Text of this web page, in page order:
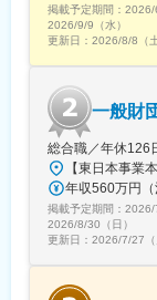
来的にはシス
の経営や社員
事の成果を
■就業環境
互いに教え合
ミング調整や
ンが活発に
・残業時間は
んどがプラ
■当社について
姉妹会社と
す。技術力
外70社以上
掲載予定期間： 2026/
2026/9/9（水）
更新日： 2026/8/8（土
一般財
総合職／年休126
掲載予定期間： 2026/
2026/8/30（日）
更新日： 2026/7/27（